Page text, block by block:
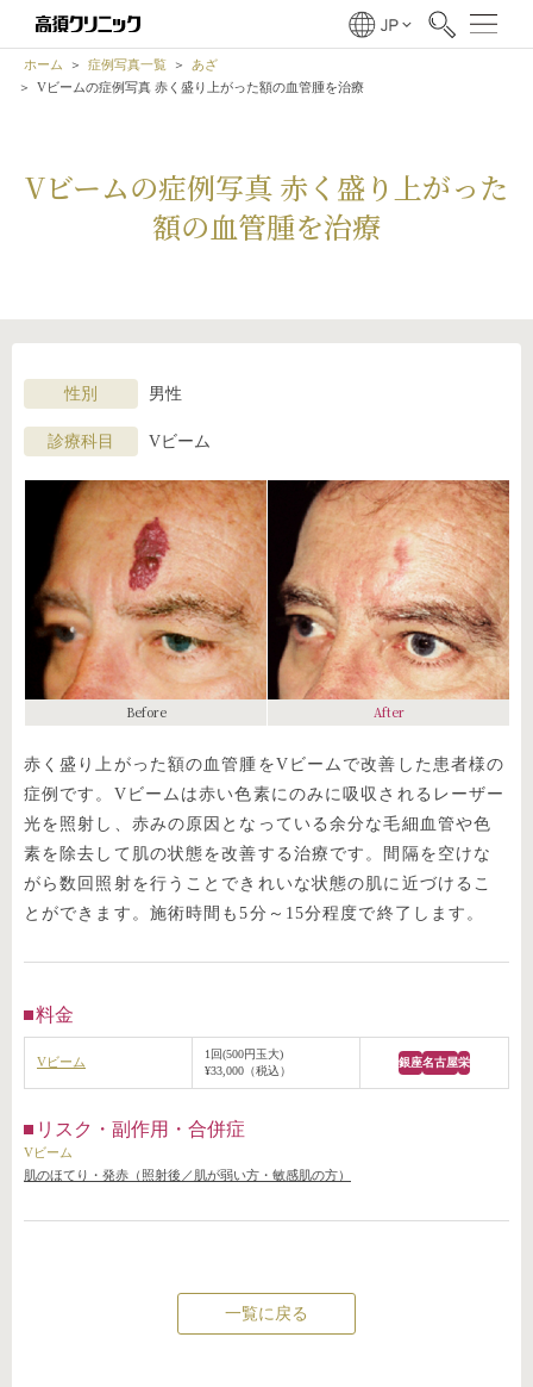
ホーム 症例写真一覧
あざ
Vビームの症例写真 赤く盛り上がった額の血管腫を治療
Vビームの症例写真 赤く盛り上がった
額の血管腫を治療
性別 男性
診療科目 Vビーム
Before After
赤く盛り上がった額の血管腫をVビームで改善した患者様の
症例です。Vビームは赤い色素にのみに吸収されるレーザー
光を照射し、赤みの原因となっている余分な毛細血管や色
素を除去して肌の状態を改善する治療です。間隔を空けな
がら数回照射を行うことできれいな状態の肌に近づけるこ
とができます。施術時間も5分～15分程度で終了します。
料金
Vビーム
1回(500円玉大)
¥33,000（税込）
銀座名古屋栄
リスク・副作用・合併症
Vビーム
肌のほてり・発赤（照射後／肌が弱い方・敏感肌の方）
一覧に戻る